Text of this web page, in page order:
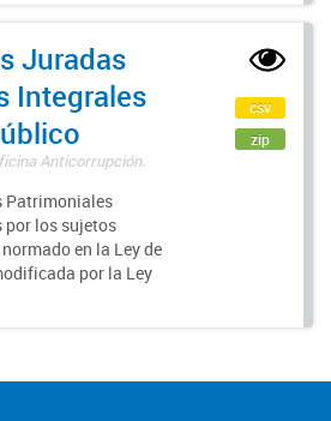
Juradas
Integrales
Anticorrupción.
Patrimoniales
por los sujetos
en la Ley de
por la Ley
csv
zip